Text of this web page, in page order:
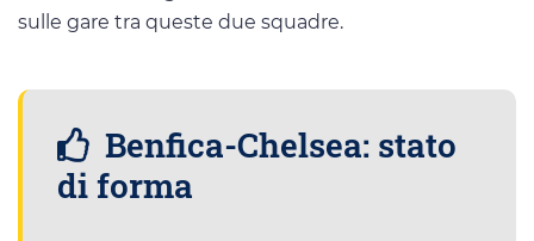
sulle gare tra queste due squadre.
Benfica-Chelsea: stato
di forma